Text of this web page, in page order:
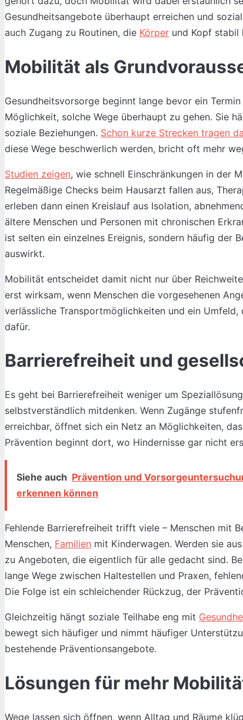
Gesundheitsangebote überhaupt erreichen und
auch Zugang zu Routinen, die Körper und Kopf stabil
Mobilität als
Gesundheitsvorsorge beginnt lange bevor ein
Möglichkeit, solche Wege überhaupt zu gehen. Sie
soziale Beziehungen. Schon kurze Strecken tragen
diese Wege beschwerlich werden, bricht oft mehr
Studien zeigen, wie schnell Einschränkungen in der
Regelmäßige Checks beim Hausarzt fallen aus,
erleben dann einen Kreislauf aus Isolation,
ältere Menschen und Personen mit chronischen
ist selten ein einzelnes Ereignis, sondern häufig der
auswirkt.
Mobilität entscheidet damit nicht nur über
erst wirksam, wenn Menschen die vorgesehenen
verlässliche Transportmöglichkeiten und ein
dafür.
Barrierefreiheit und
Es geht bei Barrierefreiheit weniger um
selbstverständlich mitdenken. Wenn Zugänge
erreichbar, öffnet sich ein Netz an Möglichkeiten,
Prävention beginnt dort, wo Hindernisse gar nicht
Siehe auch Prävention und
erkennen können
Fehlende Barrierefreiheit trifft viele – Menschen mit
Menschen, Familien mit Kinderwagen. Werden sie
zu Angeboten, die eigentlich für alle gedacht sind.
lange Wege zwischen Haltestellen und Praxen,
Die Folge ist ein schleichender Rückzug, der
Gleichzeitig hängt soziale Teilhabe eng mit
bewegt sich häufiger und nimmt häufiger
bestehende Präventionsangebote.
Lösungen für mehr
Wege lassen sich öffnen, wenn Alltag und Räume